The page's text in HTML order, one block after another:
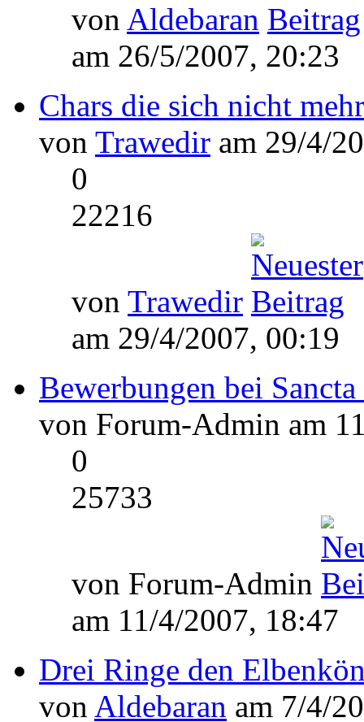
von Aldebaran
am 26/5/2007, 20:23
Chars die sich nicht
von Trawedir am 29/4/
0
22216
von Trawedir
am 29/4/2007, 00:19
Bewerbungen bei
von Forum-Admin am
0
25733
von Forum-Admin
am 11/4/2007, 18:47
Drei Ringe den
von Aldebaran am 7/4/